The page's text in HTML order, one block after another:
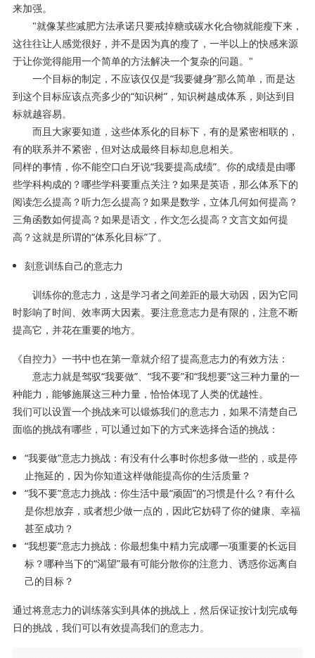
来加强。
"就像某些减肥方法承诺只要戒掉糖或碳水化合物就能瘦下来，
这往往让人感觉很好，并不是因为真的瘦了，一半以上的快感来源
于让你觉得能用一个简单的方法解决一个复杂的问题。"
一个目标的制定，不应该仅仅是“我要健身”那么简单，而是达
到这个目标应该点亮多少的“知识树”，知识树越成体系，则达到目
标就越容易。
而且大家要知道，这些体系化的目标下，有的是紧密相联的，
有的联系并不紧密，但对达成最终目标却息息相关。
同样的事情，你不能空口白牙说“我要提高成绩”。你的成绩是由哪
些学科构成的？哪些学科要重点关注？如果是英语，那么体系下的
阅读怎么提高？听力怎么提高？如果是数学，立体几何如何提高？
三角函数如何提高？如果是语文，作文怎么提高？文言文如何提
高？这就是所谓的“体系化目标”了。
刻意训练自己的意志力
训练你的意志力，这是学习者之间差距的最大动因，因为它同
时影响了时间、效率两大因素。要注意意志力是有限的，注意不断
提高它，并花在重要的地方。
《自控力》一书中也在第一章就介绍了提高意志力的有效方法：
意志力就是驾驭“我要做”、“我不要”和“我想要”这三种力量的一
种能力，能够施展这三种力量，恰恰体现了人类的优越性。
我们可以设置一个挑战来可以锻炼我们的意志力，如果不清楚自己
面临的挑战有哪些，可以通过如下的方式来选择合适的挑战：
“我要做”意志力挑战：有没有什么事时你想多做一些的，或是停
止拖延的，因为你知道这样做能提高你的生活质量？
“我不要”意志力挑战：你生活中最“顽固”的习惯是什么？有什么
是你想放弃，或者想少做一点的，因此它妨碍了你的健康、幸福
甚至成功？
“我想要”意志力挑战：你最想集中精力完成哪一项重要的长远目
标？哪种当下的“渴望”最有可能分散你的注意力、诱惑你远离自
己的目标？
通过将意志力的训练落实到具体的挑战上，然后保证按计划完成每
日的挑战，我们可以有效提高我们的意志力。